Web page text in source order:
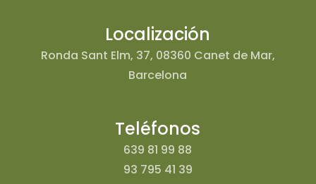
Localización
Ronda Sant Elm, 37, 08360 Canet de Mar,
Barcelona
Teléfonos
639 81 99 88
93 795 41 39